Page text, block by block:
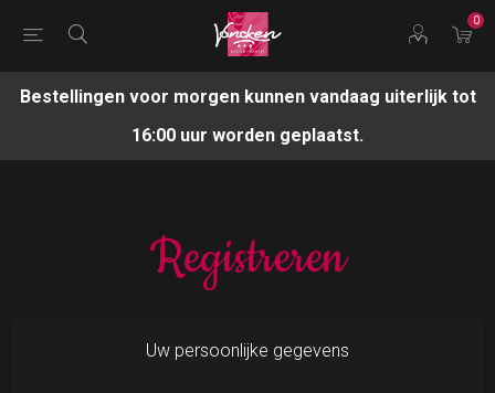
0
Bestellingen voor morgen kunnen vandaag uiterlijk tot
16:00 uur worden geplaatst.
Registreren
Uw persoonlijke gegevens